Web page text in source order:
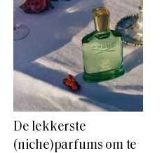
De lekkerste
(niche)parfums om te